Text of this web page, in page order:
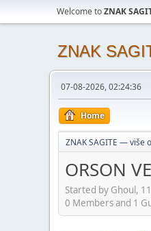
Welcome toZNAK
ZNAK
07-08-2026, 02:24:36
Home
ZNAK SAGITE — više
ORSON
Started by Ghoul,
0 Members and 1